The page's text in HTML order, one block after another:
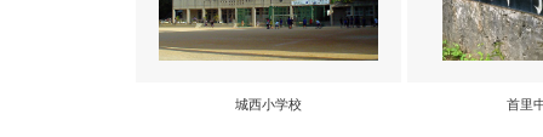
城西小学校 首里